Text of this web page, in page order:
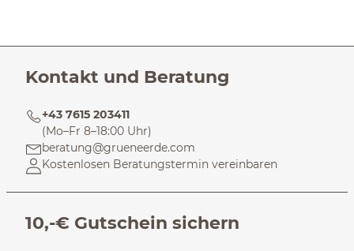
Kontakt und Beratung
+43 7615 203411
(Mo–Fr 8–18:00 Uhr)
beratung@grueneerde.com
Kostenlosen Beratungstermin vereinbaren
10,-€ Gutschein sichern